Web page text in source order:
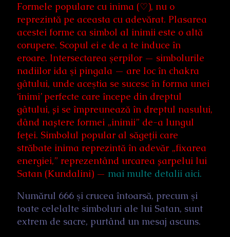
Formele populare cu inima (♡), nu o
reprezintă pe aceasta cu adevărat. Plasarea
acestei forme ca simbol al inimii este o altă
corupere. Scopul ei e de a te induce în
eroare. Intersectarea şerpilor — simbolurile
nadiilor ida şi pingala — are loc în chakra
gâtului, unde aceştia se sucesc în forma unei
‘inimi’ perfecte care începe din dreptul
gâtului, și se împreunează în dreptul nasului,
dând naștere formei „inimii” de-a lungul
feței. Simbolul popular al săgeții care
străbate inima reprezintă în adevăr „fixarea
energiei,” reprezentând urcarea șarpelui lui
Satan (Kundalini) — mai multe detalii aici.
Numărul 666 şi crucea întoarsă, precum şi
toate celelalte simboluri ale lui Satan, sunt
extrem de sacre, purtând un mesaj ascuns.